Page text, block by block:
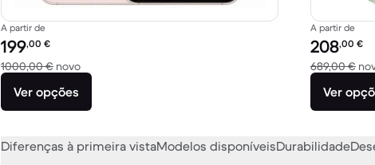
A partir de
Preço recondicionado:
199,00 €
1000,00 € novoVersus 1000,00 € novo
Ver opções
A partir de
Preço
208,00 €
689,00 €
Ver
Diferenças à primeira vistaModelos disponíveisDurabilidade